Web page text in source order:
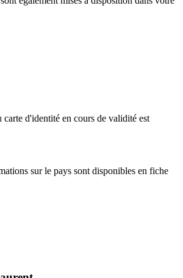
carte d'identité en cours de validité est
sur le pays sont disponibles en fiche